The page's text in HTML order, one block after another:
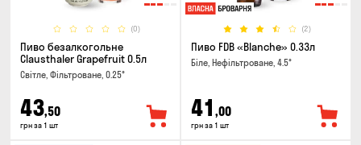
(0)
Пиво безалкогольне
Clausthaler Grapefruit 0.5л
Світле, Фільтроване, 0.25°
43,50
грн за 1 шт
(2)
Пиво FDB «Blanche» 0.33л
Біле, Нефільтроване, 4.5°
41 ,00
грн за 1 шт